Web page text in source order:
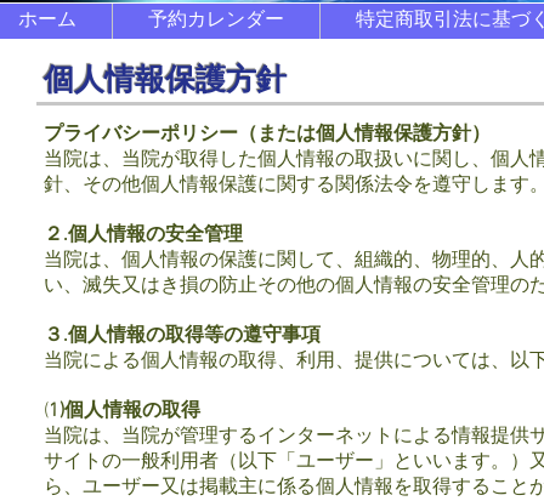
ホーム 予約カレンダー 特定商取引法に基づ
​個人情報保護方針
プライバシーポリシー（または個人情報保護方針）
当院は、当院が取得した個人情報の取扱いに関し、個
針、その他個人情報保護に関する関係法令を遵守します
２.個人情報の安全管理
当院は、個人情報の保護に関して、組織的、物理的、
い、滅失又はき損の防止その他の個人情報の安全管理
３.個人情報の取得等の遵守事項
当院による個人情報の取得、利用、提供については、以
(1)個人情報の取得
当院は、当院が管理するインターネットによる情報提
サイトの一般利用者（以下「ユーザー」といいます。
ら、ユーザー又は掲載主に係る個人情報を取得すること